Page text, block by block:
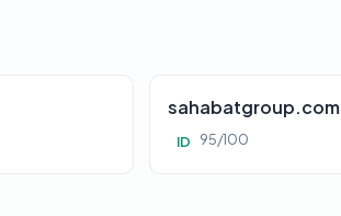
sahabatgroup.com
ID 95/100